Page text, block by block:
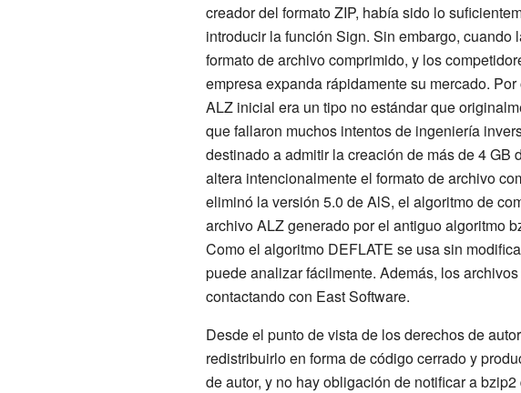
creador del formato ZIP, había sido lo
introducir la función Sign. Sin embargo,
formato de archivo comprimido, y los
empresa expanda rápidamente su mercado.
ALZ inicial era un tipo no estándar que
que fallaron muchos intentos de ingeniería
destinado a admitir la creación de más de 4
altera intencionalmente el formato de archivo
eliminó la versión 5.0 de AlS, el algoritmo de
archivo ALZ generado por el antiguo algoritmo
Como el algoritmo DEFLATE se usa sin
puede analizar fácilmente. Además, los
contactando con East Software.
Desde el punto de vista de los derechos de
redistribuirlo en forma de código cerrado y
de autor, y no hay obligación de notificar a